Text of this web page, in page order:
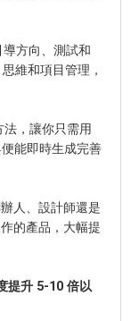
方向、測試和
維和項目管理，
，讓你只需用
能即時生成完善
人、設計師還是
的產品，大幅提
提升 5-10 倍以